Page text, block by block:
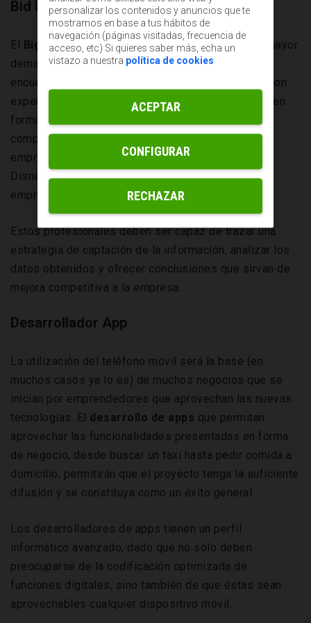
Bid Data Scientist
El Big Data Scientist es uno de los trabajos que mayor
demanda de profesionales presenta, pero que no
encuentra perfiles especializados, mucho menos con
experiencia. El aprovechamiento de la información en
forma de datos masivos, supone una ventaja
competitiva que están aprovechando todo tipo de
empresas, desde las ya consolidadas como Walt
Disney o el Atlético de Madrid hasta proyectos de
emprendedores de diversa tipología.
Estos profesionales deben ser capaz de trazar una
estrategia de captación de la información, analizar los
datos obtenidos y ofrecer conclusiones que sirvan de
mejora competitiva a la empresa.
Desarrollador App
La utilización del teléfono móvil será la base (en
muchos casos ya lo es) de muchos negocios que se
inician por emprendedores que aprovechan las nuevas
tecnologías. El desarrollo de apps que permitan
aprovechar las funcionalidades presentadas en forma
de negocio, desde buscar un taxi hasta pedir comida a
domicilio, permitirán que el proyecto tenga la suficiente
difusión y se constituya como un éxito general.
Los desarrolladores de apps tienen un perfil
informático avanzado, dado que no sólo deben
preocuparse de la codificación optimizada de
funciones digitales, sino también de que éstas sean
aprovechables cualquier dispositivo móvil.
personalizar los contenidos y anuncios que te
mostramos en base a tus hábitos de
navegación (páginas visitadas, frecuencia de
acceso, etc) Si quieres saber más, echa un
vistazo a nuestra política de cookies
RECHAZAR
ACEPTAR
CONFIGURAR